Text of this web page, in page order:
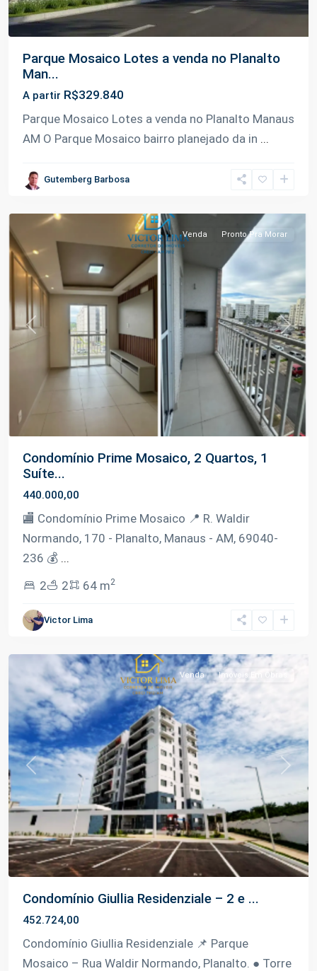
Parque Mosaico Lotes a venda no Planalto
Man...
A partir R$329.840
Parque Mosaico Lotes a venda no Planalto Manaus
AM O Parque Mosaico bairro planejado da in ...
Gutemberg Barbosa
Planalto,
Previous Next
Venda Pronto Pra Morar
Condomínio Prime Mosaico, 2 Quartos, 1
Suíte...
440.000,00
🏬 Condomínio Prime Mosaico 📍 R. Waldir
Normando, 170 - Planalto, Manaus - AM, 69040-
236 💰 ...
2
2 64 m2
Victor Lima
Planalto,
Previous Next
Venda Imóveis Em Obras
Condomínio Giullia Residenziale – 2 e ...
452.724,00
Condomínio Giullia Residenziale 📌 Parque
Mosaico – Rua Waldir Normando, Planalto. ● Torre